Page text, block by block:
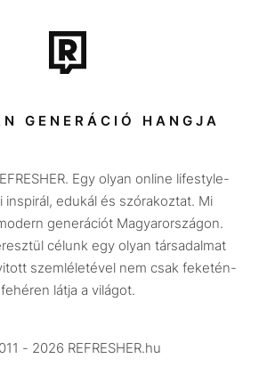
Tech-Tudomány
Sport
Társadalom
Utazás
Életmód
Design
Beszélgetések
Videó
GENERÁCIÓ HANGJA
Egy olyan online lifestyle-
inspirál, edukál és szórakoztat. Mi
generációt Magyarországon.
célunk egy olyan társadalmat
szemléletével nem csak feketén-
fehéren látja a világot.
- 2026 REFRESHER.hu